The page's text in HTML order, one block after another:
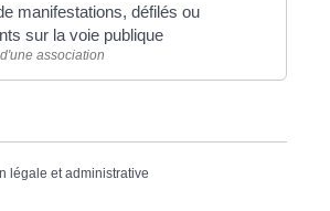
manifestations, défilés ou
sur la voie publique
association
légale et administrative